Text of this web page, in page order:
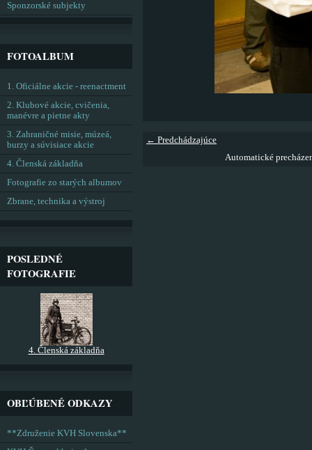
← Predchádzajúce
Automatické
Sponzorské subjekty
FOTOALBUM
1. Oficiálne akcie - reenactment
2. Klubové akcie, cvičenia,
manévre a pietne akty
3. Zahraničné misie, múzeá,
burzy a súvisiace akcie
4. Členská základňa
Fotografie zo starých albumov
Zbrane, technika a výstroj
POSLEDNÉ
FOTOGRAFIE
4. Členská základňa
OBĽÚBENÉ ODKAZY
**Združenie KVH Slovenska**